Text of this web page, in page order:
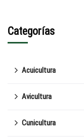
Categorías
Acuicultura
Avicultura
Cunicultura